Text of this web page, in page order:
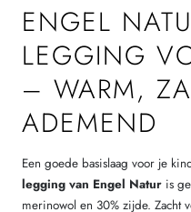
ENGEL
LEGGING
– WARM,
ADEMEND
Een goede basislaag voor je
legging van Engel Natur is
merinowol en 30% zijde. Zacht